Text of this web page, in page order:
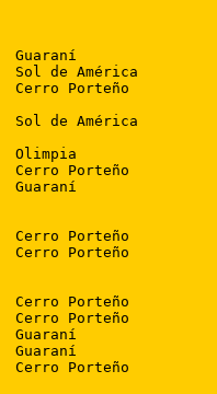
de América
Porteño
de América
Olimpia
Porteño
Guaraní
Porteño
Porteño
Cerro Porteño
Porteño
Guaraní
Porteño